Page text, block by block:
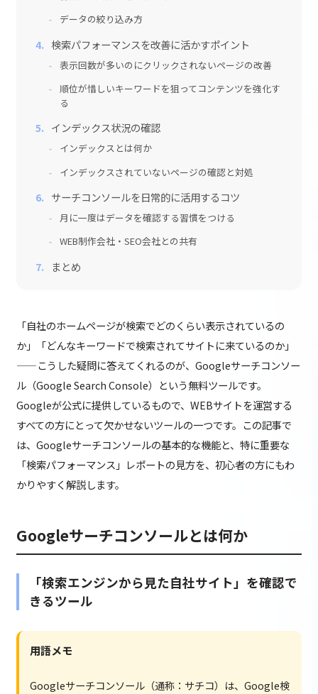
データの絞り込み方
検索パフォーマンスを改善に活かすポイント
表示回数が多いのにクリックされないページの改善
順位が惜しいキーワードを狙ってコンテンツを強化す
る
インデックス状況の確認
インデックスとは何か
インデックスされていないページの確認と対処
サーチコンソールを日常的に活用するコツ
月に一度はデータを確認する習慣をつける
WEB制作会社・SEO会社との共有
まとめ
「自社のホームページが検索でどのくらい表示されているの
か」「どんなキーワードで検索されてサイトに来ているのか」
——こうした疑問に答えてくれるのが、Googleサーチコンソー
ル（Google Search Console）という無料ツールです。
Googleが公式に提供しているもので、WEBサイトを運営する
すべての方にとって欠かせないツールの一つです。この記事で
は、Googleサーチコンソールの基本的な機能と、特に重要な
「検索パフォーマンス」レポートの見方を、初心者の方にもわ
かりやすく解説します。
Googleサーチコンソールとは何か
「検索エンジンから見た自社サイト」を確認で
きるツール
用語メモ
Googleサーチコンソール（通称：サチコ）は、Google検